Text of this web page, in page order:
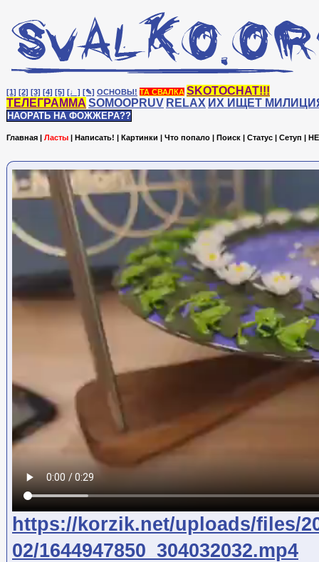
[1] [2] [3] [4] [5] [♩] [✎] ОСНОВЫ! ТА СВАЛКА SKOTOCHAT!!!
ТЕЛЕГРАММА SOMOOPRUV RELAX ИХ ИЩЕТ
НАОРАТЬ НА ФОЖЖЕРА??
Главная | Ласты | Написать! | Картинки | Что попало | Поиск | Статус | Сетуп |
https://korzik.net/uploads/files/
02/1644947850_304032032.mp4